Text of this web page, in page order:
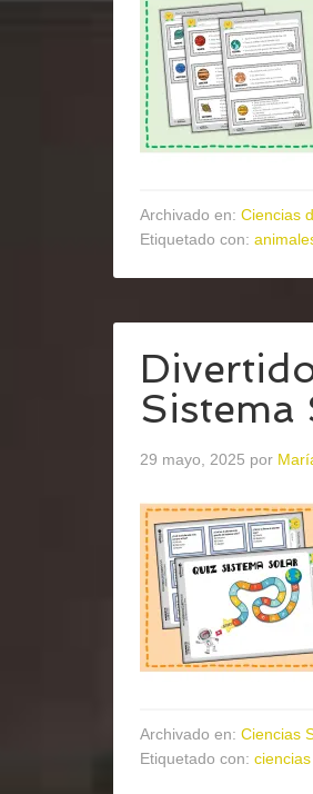
Archivado en: Ciencias
Etiquetado con:
Sistema
29 mayo, 2025 por
Archivado en: Ciencias
Etiquetado con: